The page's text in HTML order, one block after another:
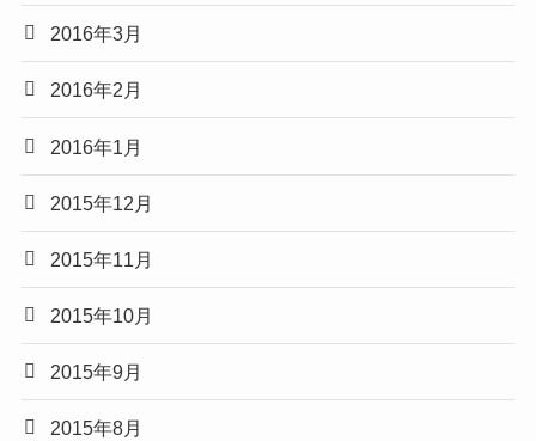
2016年3月
2016年2月
2016年1月
2015年12月
2015年11月
2015年10月
2015年9月
2015年8月